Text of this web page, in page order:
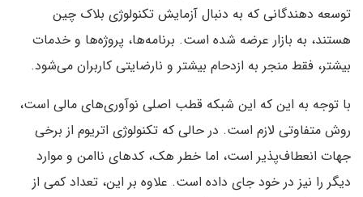
توسعه دهندگانی که به دنبال آزمایش تکنولوژی بلاک چین
هستند، به بازار عرضه شده است. برنامه‌ها، پروژه‌ها و خدمات
بیشتر، فقط منجر به ازدحام بیشتر و نارضایتی کاربران می‌شود.
با توجه به این که این شبکه قطب اصلی نوآوری‌های مالی است،
روش متفاوتی لازم است. در حالی که تکنولوژی اتریوم از برخی
جهات انعطاف‌پذیر است، اما خطر هک، کدهای ناامن و موارد
دیگر را نیز در خود جای داده است. علاوه بر این، تعداد کمی از